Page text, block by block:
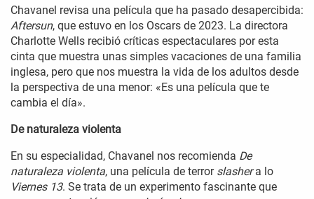
Chavanel revisa una película que ha pasado desapercibida:
Aftersun, que estuvo en los Oscars de 2023. La directora
Charlotte Wells recibió críticas espectaculares por esta
cinta que muestra unas simples vacaciones de una familia
inglesa, pero que nos muestra la vida de los adultos desde
la perspectiva de una menor: «Es una película que te
cambia el día».
De naturaleza violenta
En su especialidad, Chavanel nos recomienda De
naturaleza violenta, una película de terror slashera lo
Viernes 13. Se trata de un experimento fascinante que